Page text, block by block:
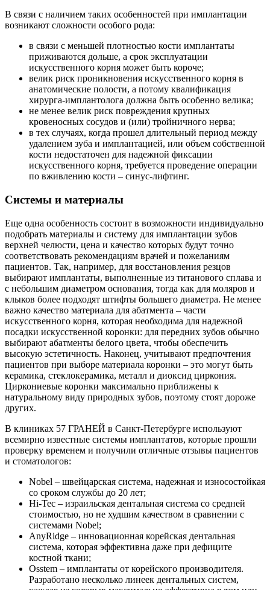
В связи с наличием таких особенностей при имплантации
возникают сложности особого рода:
в связи с меньшей плотностью кости имплантаты
приживаются дольше, а срок эксплуатации
искусственного корня может быть короче;
велик риск проникновения искусственного корня в
анатомические полости, а потому квалификация
хирурга-имплантолога должна быть особенно велика;
не менее велик риск повреждения крупных
кровеносных сосудов и (или) тройничного нерва;
в тех случаях, когда прошел длительный период между
удалением зуба и имплантацией, или объем собственной
кости недостаточен для надежной фиксации
искусственного корня, требуется проведение операции
по вживлению кости – синус-лифтинг.
Системы и материалы
Еще одна особенность состоит в возможности индивидуально
подобрать материалы и систему для имплантации зубов
верхней челюсти, цена и качество которых будут точно
соответствовать рекомендациям врачей и пожеланиям
пациентов. Так, например, для восстановления резцов
выбирают имплантаты, выполненные из титанового сплава и
с небольшим диаметром основания, тогда как для моляров и
клыков более подходят штифты большего диаметра. Не менее
важно качество материала для абатмента – части
искусственного корня, которая необходима для надежной
посадки искусственной коронки: для передних зубов обычно
выбирают абатменты белого цвета, чтобы обеспечить
высокую эстетичность. Наконец, учитывают предпочтения
пациентов при выборе материала коронки – это могут быть
керамика, стеклокерамика, металл и диоксид циркония.
Циркониевые коронки максимально приближены к
натуральному виду природных зубов, поэтому стоят дороже
других.
В клиниках 57 ГРАНЕЙ в Санкт-Петербурге используют
всемирно известные системы имплантатов, которые прошли
проверку временем и получили отличные отзывы пациентов
и стоматологов:
Nobel – швейцарская система, надежная и износостойкая
со сроком службы до 20 лет;
Hi-Tec – израильская дентальная система со средней
стоимостью, но не худшим качеством в сравнении с
системами Nobel;
AnyRidge – инновационная корейская дентальная
система, которая эффективна даже при дефиците
костной ткани;
Osstem – имплантаты от корейского производителя.
Разработано несколько линеек дентальных систем,